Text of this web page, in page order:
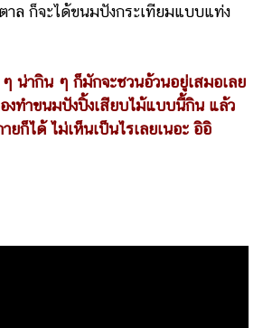
ล ก็จะได้ขนมปังกระเทียมแบบแท่ง
น่ากิน ๆ ก็มักจะชวนอ้วนอยู่เสมอเลย
งทำขนมปังปิ้งเสียบไม้แบบนี้กิน แล้ว
ยก็ได้ ไม่เห็นเป็นไรเลยเนอะ อิอิ